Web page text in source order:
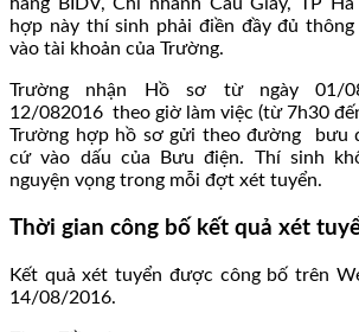
hàng BIDV, Chi nhánh Cầu Giấy, TP
hợp này thí sinh phải điền đầy đủ
vào tài khoản của Trường.
Trường nhận Hồ sơ từ ngày 01/
12/082016 theo giờ làm việc (từ 7h30
Trường hợp hồ sơ gửi theo đường bưu
cứ vào dấu của Bưu điện. Thí sinh
nguyện vọng trong mỗi đợt xét tuyển.
Thời gian công bố kết quả xét
Kết quả xét tuyển được công bố trên
14/08/2016.